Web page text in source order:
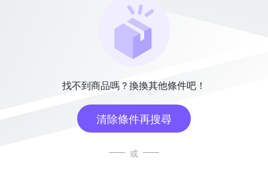
找不到商品嗎？換換其他條件吧！
清除條件再搜尋
或